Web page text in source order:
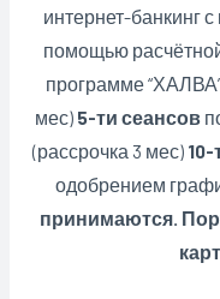
интернет-банкинг с
помощью
программе
мес) 5-ти сеансов
(рассрочка 3 мес)
одобрением
принимаются.